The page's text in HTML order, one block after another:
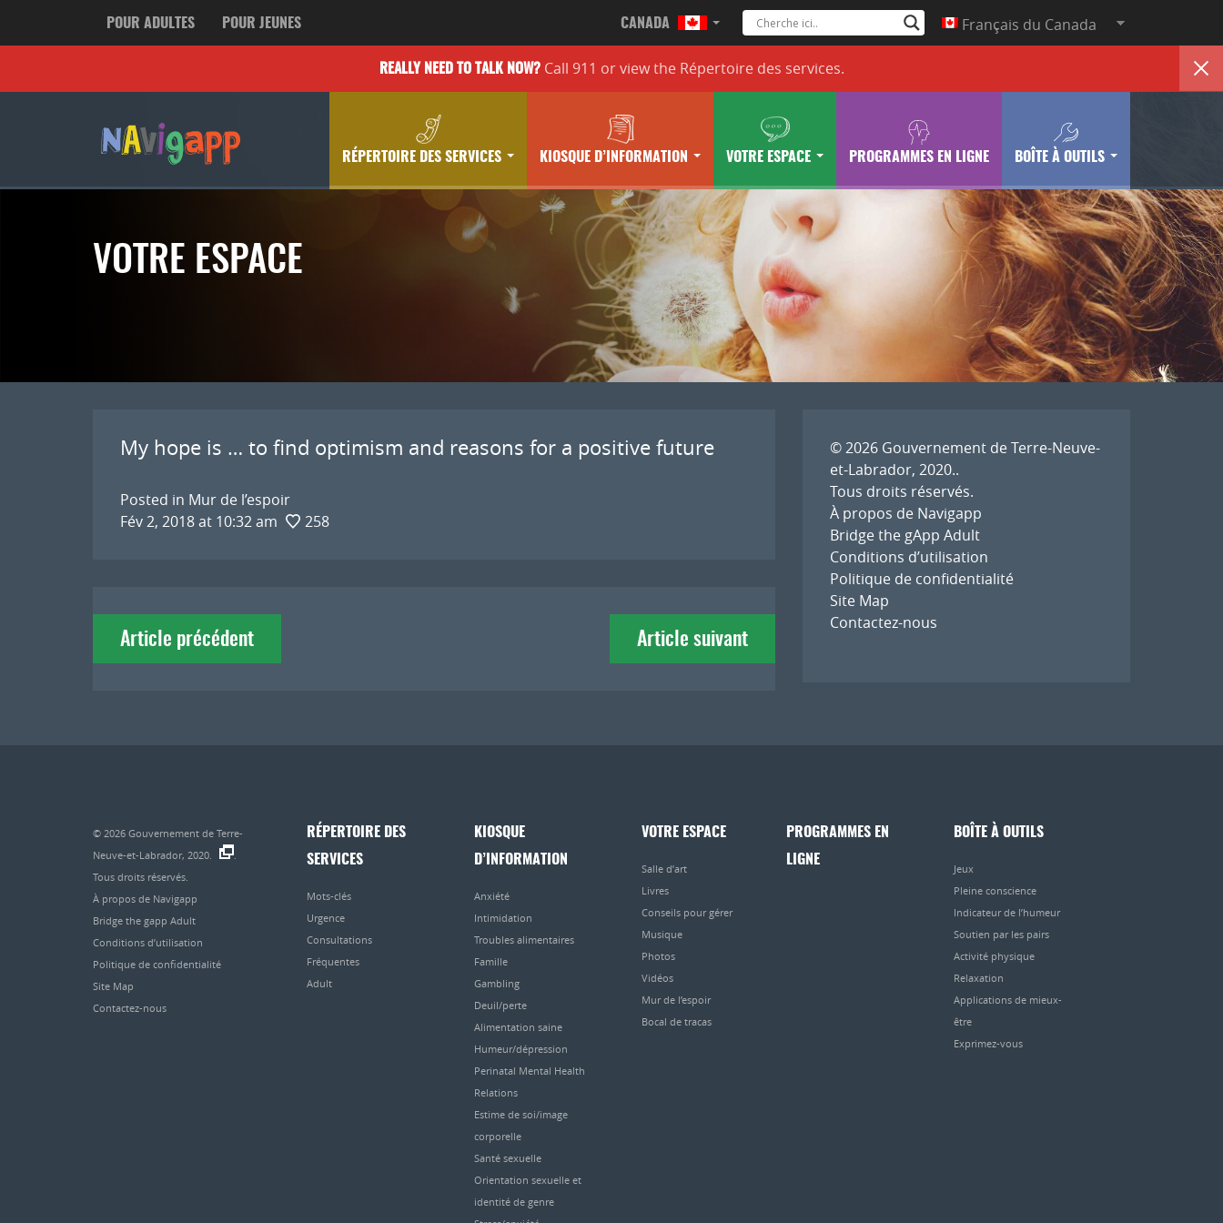
POUR ADULTES POUR JEUNES CANADA Français du Canada
REALLY NEED TO TALK NOW? Call 911 orview the Répertoire des services.
RÉPERTOIRE DES SERVICES KIOSQUE D’INFORMATION VOTRE ESPACE PROGRAMMES EN LIGNE BOÎTE À OUTILS
VOTRE ESPACE
My hope is … to find optimism and reasons for a positive future
Posted in Mur de l’espoir
Fév 2, 2018 at 10:32 am
258
Navigation
deArticle précédent Article suivant
© 2026 Gouvernement de Terre-Neuve-
et-Labrador, 2020..
Tous droits réservés.
À propos de Navigapp
Bridge the gApp Adult
Conditions d’utilisation
Politique de confidentialité
Site Map
Contactez-nous
© 2026 Gouvernement de Terre-
Neuve-et-Labrador, 2020.
Tous droits réservés.
À propos de Navigapp
Bridge the gapp Adult
Conditions d’utilisation
Politique de confidentialité
Site Map
Contactez-nous
RÉPERTOIRE DES
SERVICES
Mots-clés
Urgence
Consultations
Fréquentes
Adult
KIOSQUE
D’INFORMATION
Anxiété
Intimidation
Troubles alimentaires
Famille
Gambling
Deuil/perte
Alimentation saine
Humeur/dépression
Perinatal Mental Health
Relations
Estime de soi/image
corporelle
Santé sexuelle
Orientation sexuelle et
identité de genre
VOTRE ESPACE
Salle d’art
Livres
Conseils pour gérer
Musique
Photos
Vidéos
Mur de l’espoir
Bocal de tracas
PROGRAMMES EN
LIGNE
BOÎTE À OUTILS
Jeux
Pleine conscience
Indicateur de l’humeur
Soutien par les pairs
Activité physique
Relaxation
Applications de mieux-
être
Exprimez-vous